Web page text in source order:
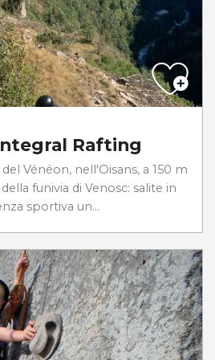
Rafting
Vénéon, nell'Oisans, a 150 m
funivia di Venosc: salite in
sportiva un...